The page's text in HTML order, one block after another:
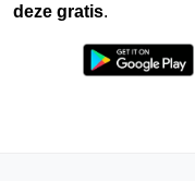
deze gratis.